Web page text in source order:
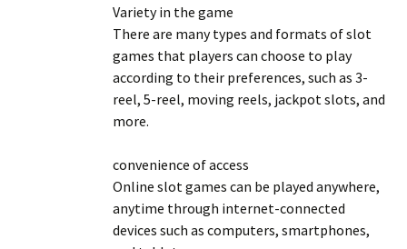
Variety in the game
There are many types and formats of slot
games that players can choose to play
according to their preferences, such as 3-
reel, 5-reel, moving reels, jackpot slots, and
more.
convenience of access
Online slot games can be played anywhere,
anytime through internet-connected
devices such as computers, smartphones,